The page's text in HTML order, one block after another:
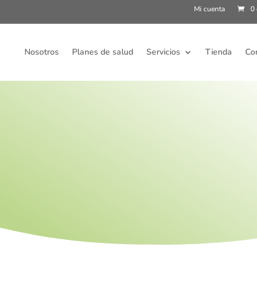
Mi cuenta 0
Nosotros Planes de salud Servicios Tienda